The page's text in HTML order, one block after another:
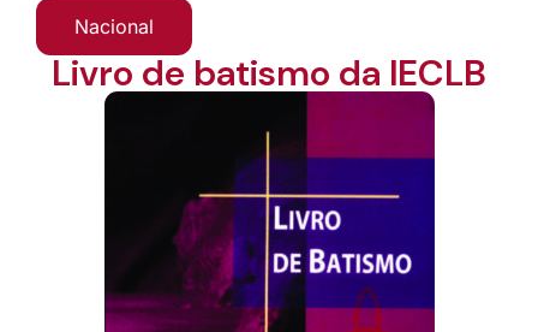
Nacional
Livro de batismo da IECLB